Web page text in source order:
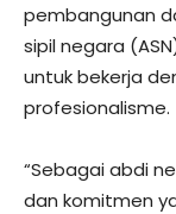
pembangunan
sipil negara
untuk bekerja
profesionalisme.
“Sebagai abdi
dan komitmen